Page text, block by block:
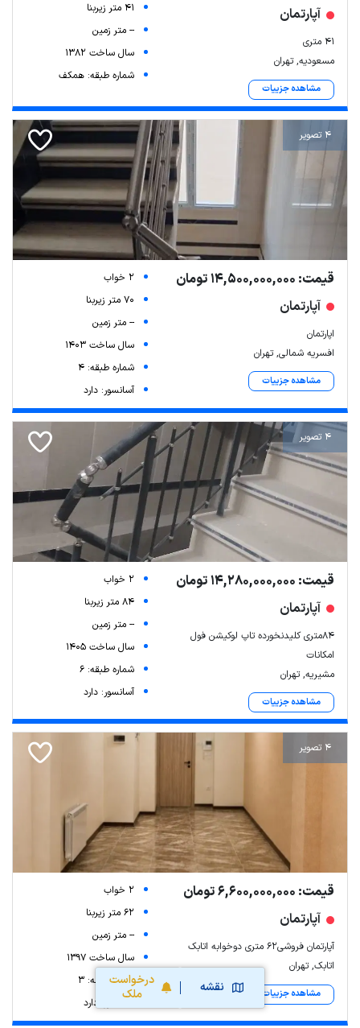
نقشه
درخواست
ملک
آپارتمان
۴۱ متری
مسعودیه, تهران
مشاهده جزییات
41 متر زیربنا
-- متر زمین
سال ساخت 1382
شماره طبقه: همکف
4 تصویر
قیمت: 14,500,000,000 تومان
آپارتمان
اپارتمان
افسریه شمالی, تهران
مشاهده جزییات
2 خواب
70 متر زیربنا
-- متر زمین
سال ساخت 1403
شماره طبقه: 4
آسانسور: دارد
4 تصویر
قیمت: 14,280,000,000 تومان
آپارتمان
۸۴متری کلیدنخورده تاپ لوکیشن فول
امکانات
مشیریه, تهران
مشاهده جزییات
2 خواب
84 متر زیربنا
-- متر زمین
سال ساخت 1405
شماره طبقه: 6
آسانسور: دارد
4 تصویر
قیمت: 6,600,000,000 تومان
آپارتمان
آپارتمان فروشی۶۲ متری دوخوابه اتابک
اتابک, تهران
مشاهده جزییات
2 خواب
62 متر زیربنا
-- متر زمین
سال ساخت 1397
شماره طبقه: 3
آسانسور: دارد